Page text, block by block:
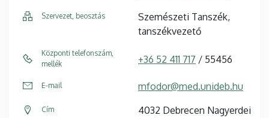
Szervezet, beosztás
Szemészeti Tanszék,
tanszékvezető
Központi telefonszám,
mellék
+36 52 411 717 / 55456
E-mail mfodor@med.unideb.hu
Cím
4032 Debrecen Nagyerdei